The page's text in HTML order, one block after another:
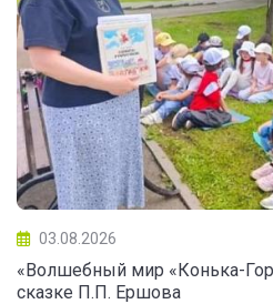
03.08.2026
«Волшебный мир «Конька-
сказке П.П. Ершова